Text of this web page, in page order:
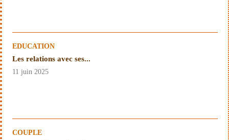
EDUCATION
Les relations avec ses...
11 juin 2025
COUPLE